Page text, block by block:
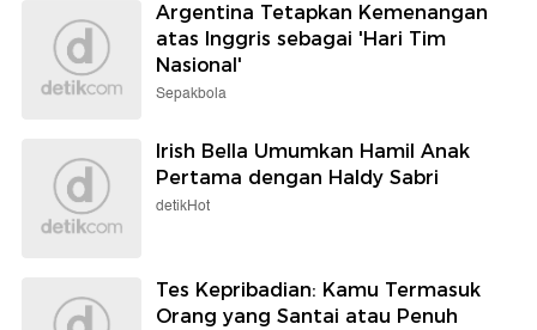
Argentina Tetapkan Kemenangan
atas Inggris sebagai 'Hari Tim
Nasional'
Sepakbola
Irish Bella Umumkan Hamil Anak
Pertama dengan Haldy Sabri
detikHot
Tes Kepribadian: Kamu Termasuk
Orang yang Santai atau Penuh